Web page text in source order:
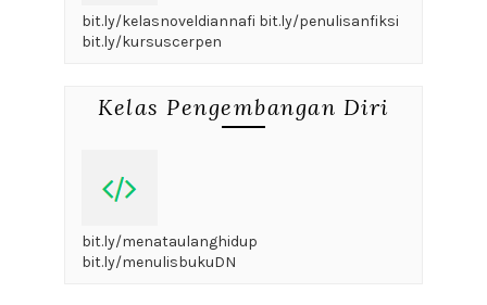
bit.ly/kelasnoveldiannafi bit.ly/penulisanfiksi
bit.ly/kursuscerpen
Kelas Pengembangan Diri
bit.ly/menataulanghidup
bit.ly/menulisbukuDN